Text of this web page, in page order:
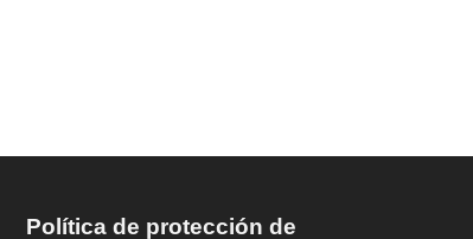
Política de protección de